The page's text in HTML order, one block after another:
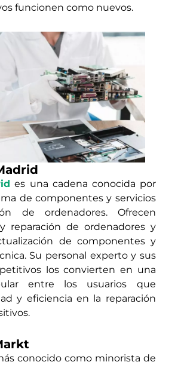
funcionen como nuevos.
es una cadena conocida por
de componentes y servicios
de ordenadores. Ofrecen
reparación de ordenadores y
de componentes y
Su personal experto y sus
los convierten en una
entre los usuarios que
y eficiencia en la reparación
conocido como minorista de